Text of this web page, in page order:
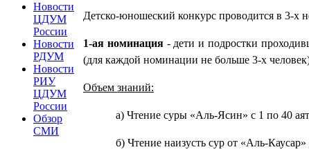
Новости
ЦДУМ
России
Новости
РДУМ
Новости
РИУ
ЦДУМ
России
Обзор
СМИ
Детско-юношеский конкурс проводится в 3-х
1-ая номинация- дети и подростки
(для каждой номинации не больше 3-х
Объем знаний:
а) Чтение суры «Аль-Ясин» с 1 по 40
б) Чтение наизусть сур от «Аль-